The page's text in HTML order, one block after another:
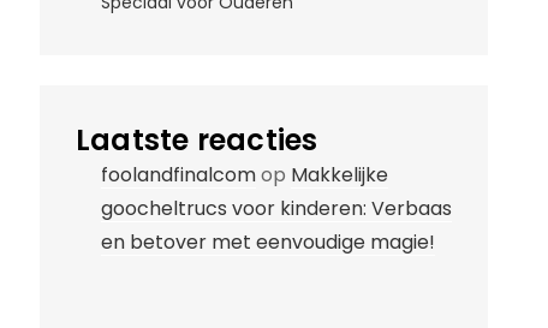
Laatste reacties
foolandfinalcomop Makkelijke
goocheltrucs voor kinderen: Verbaas
en betover met eenvoudige magie!